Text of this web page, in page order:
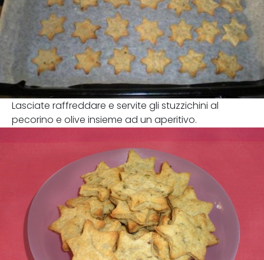
Lasciate raffreddare e servite gli stuzzichini al
pecorino e olive insieme ad un aperitivo.